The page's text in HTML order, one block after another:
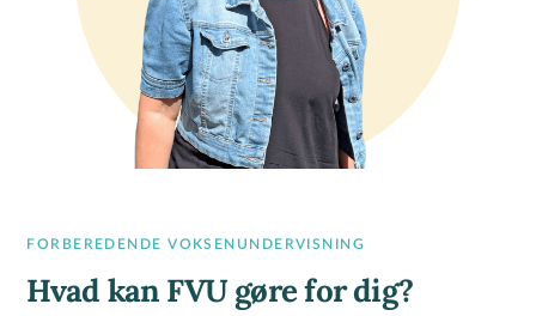
FORBEREDENDE VOKSENUNDERVISNING
Hvad kan FVU gøre for dig?